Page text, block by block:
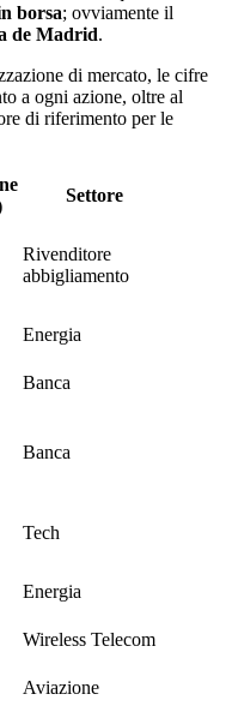
borsa; ovviamente il
de Madrid.
di mercato, le cifre
a ogni azione, oltre al
di riferimento per le
Settore
Rivenditore
abbigliamento
Energia
Banca
Banca
Tech
Energia
Wireless Telecom
Aviazione